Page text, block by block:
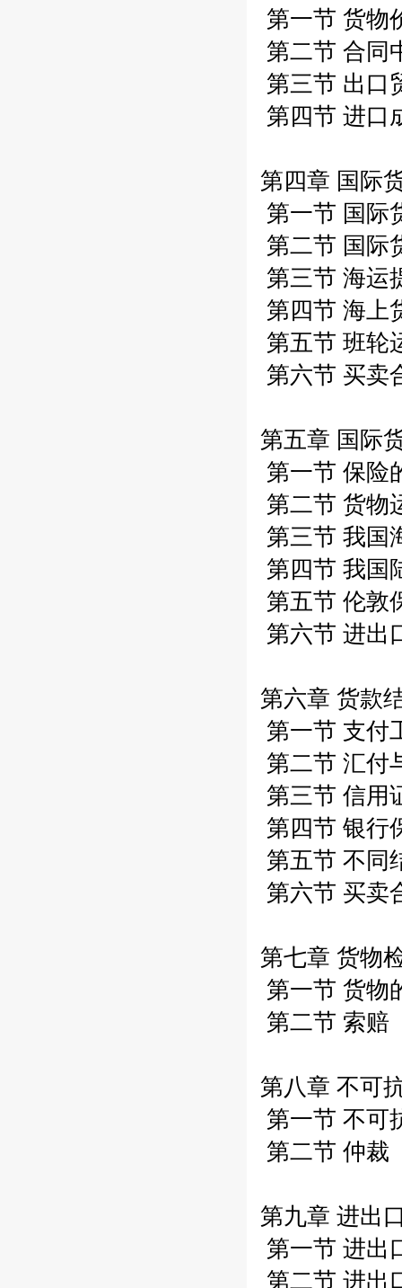
第一节 货物
第二节 合同
第三节 出口
第四节 进口
第四章 国际
第一节 国际
第二节 国际
第三节 海运
第四节 海上
第五节 班轮
第六节 买卖
第五章 国际
第一节 保险
第二节 货物
第三节 我国
第四节 我国
第五节 伦敦
第六节 进出
第六章 货款
第一节 支付
第二节 汇付
第三节 信用
第四节 银行
第五节 不同
第六节 买卖
第七章 货物
第一节 货物
第二节 索赔
第八章 不可
第一节 不可
第二节 仲裁
第九章 进出
第一节 进出
第二节 进出